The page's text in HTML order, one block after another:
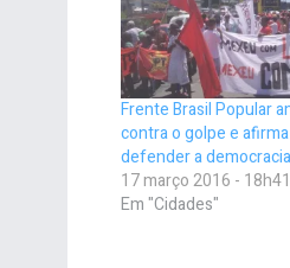
Frente Brasil Popular
contra o golpe e
defender a democracia
17 março 2016 - 18h41
Em "Cidades"